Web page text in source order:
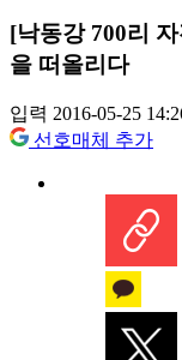
[낙동강 700리
을 떠올리다
입력 2016-05-25
선호매체 추가